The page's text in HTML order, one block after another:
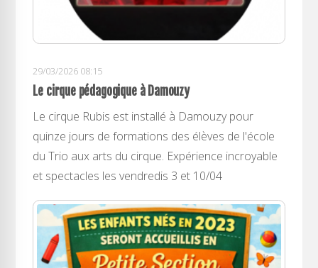
29/03/2026 08:15
Le cirque pédagogique à Damouzy
Le cirque Rubis est installé à Damouzy pour
quinze jours de formations des élèves de l'école
du Trio aux arts du cirque. Expérience incroyable
et spectacles les vendredis 3 et 10/04